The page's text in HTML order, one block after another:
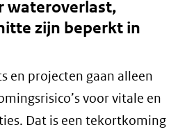
wateroverlast,
zijn beperkt in
en projecten gaan alleen
voor vitale en
Dat is een tekortkoming